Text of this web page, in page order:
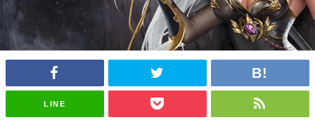
LINE